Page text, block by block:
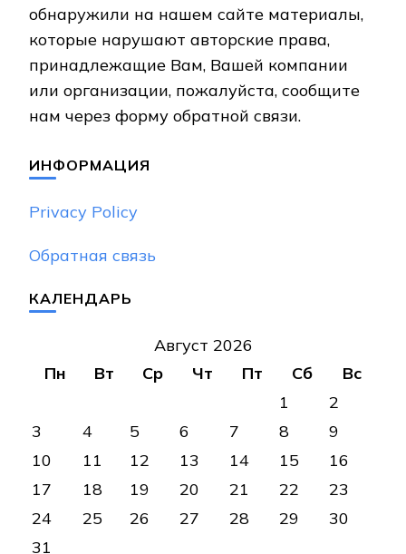
обнаружили на нашем сайте материалы,
которые нарушают авторские права,
принадлежащие Вам, Вашей компании
или организации, пожалуйста, сообщите
нам через форму обратной связи.
ИНФОРМАЦИЯ
Privacy Policy
Обратная связь
КАЛЕНДАРЬ
Август 2026
Пн
Вт Ср Чт Пт Сб
Вс
1
2
3
4 5 6 7 8
9
10
11 12 13 14 15
16
17
18 19 20 21 22
23
24
25 26 27 28 29
30
31